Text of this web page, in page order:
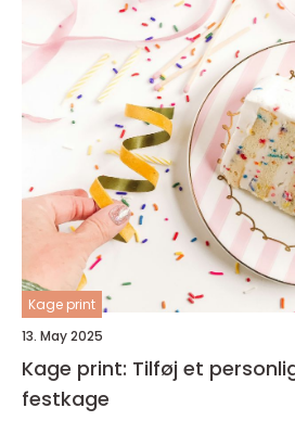
Kage print
13. May 2025
Kage print: Tilføj et
festkage